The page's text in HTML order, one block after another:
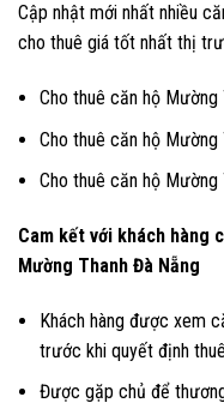
Cập nhật mới nhất nhiều
cho thuê giá tốt nhất thị
Cho thuê căn hộ Mường
Cho thuê căn hộ Mường
Cho thuê căn hộ Mường
Cam kết với khách hàng
Mường Thanh Đà Nẵng
Khách hàng được xem
trước khi quyết định thuê
Được gặp chủ để